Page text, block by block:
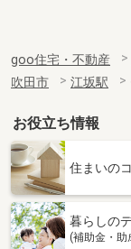
goo住宅・不動産
吹田市
江坂駅
お役立ち情報
住まいの
暮らしの
(補助金・助